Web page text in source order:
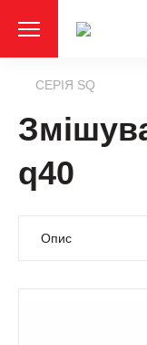
СЕРІЯ SQ
q40